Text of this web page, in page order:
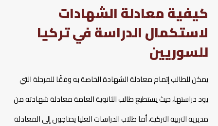
كيفية معادلة الشهادات
لاستكمال الدراسة في تركيا
للسوريين
يمكن للطالب إتمام معادلة الشهادة الخاصة به وفقًا للمرحلة التي
يود دراستها، حيث يستطيع طالب الثانوية العامة معادلة شهادته من
مديرية التربية التركية، أما طلاب الدراسات العليا يحتاجون إلى المعادلة